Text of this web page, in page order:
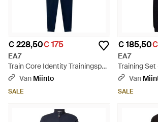
€ 228,50€ 175
EA7
Train Core Identity Trainingspak
- Blauw
Van Miinto
SALE
€ 185,50
EA7
Training
Van
SALE